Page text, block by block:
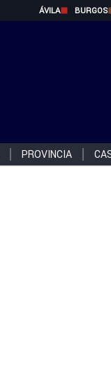
ÁVILA BURGOS
PROVINCIA